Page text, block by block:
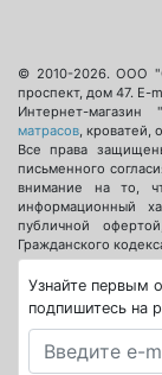
© 2010-2026.ООО
проспект, дом 47. E-
Интернет-
матрасов, кроватей,
Все права
письменного
внимание на то,
информационный
публичной
Гражданского
Узнайте первым
подпишитесь на